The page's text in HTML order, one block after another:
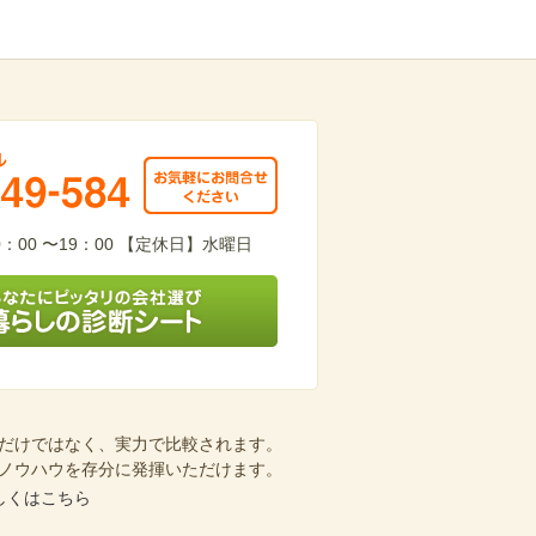
：00 〜19：00 【定休日】水曜日
けではなく、実力で比較されます。
ウハウを存分に発揮いただけます。
くはこちら